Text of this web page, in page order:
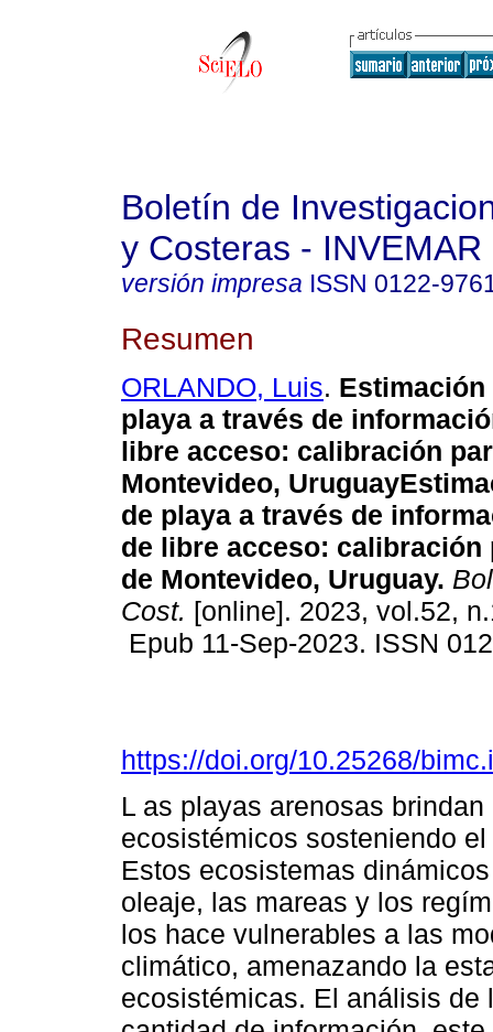
Boletín de
y Costeras - INVEMAR
versión impresa ISSN 0122-
Resumen
ORLANDO, Luis. Estimación
playa a través de
libre acceso: calibración
Montevideo,
de playa a través de
de libre acceso: calibración
de Montevideo, Uruguay.
Cost. [online]. 2023, vol.52,
Epub 11-Sep-2023. ISSN
https://doi.org/10.25268/
L as playas arenosas
ecosistémicos sosteniendo
Estos ecosistemas
oleaje, las mareas y los
los hace vulnerables a las
climático, amenazando la
ecosistémicas. El análisis de